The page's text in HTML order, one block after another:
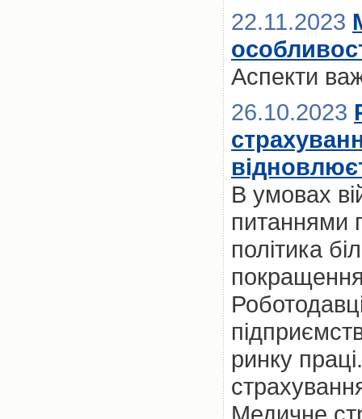
22.11.2023
Аспекти
26.10.2023
В умовах
питаннями
політика
ринку